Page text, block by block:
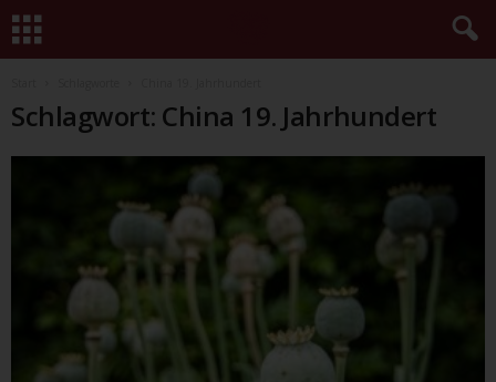
Schlagwort: China 19. Jahrhundert